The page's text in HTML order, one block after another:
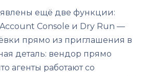
ещё две функции:
Console и Dry Run —
прямо из приглашения в
деталь: вендор прямо
агенты работают со